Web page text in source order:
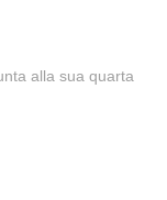
alla sua quarta